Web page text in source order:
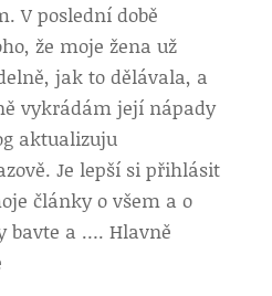
V poslední době
že moje žena už
jak to dělávala, a
vykrádám její nápady
aktualizuju
Je lepší si přihlásit
články o všem a o
bavte a …. Hlavně